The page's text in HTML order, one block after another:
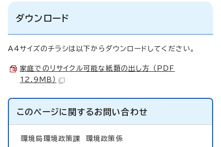
ダウンロード
A4サイズのチラシは以下からダウンロードしてください。
家庭でのリサイクル可能な紙類の出し方 （PDF
12.9MB）
このページに関するお問い合わせ
環境局環境政策課 環境政策係